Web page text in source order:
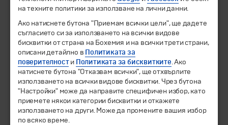
© 1994-2026 Бохемия ООД. Всички права запазени.
Екскурзии и почивки
Направления
Календар
Всички програми от А до Я
Горещи оферти
Потвърдени дати
на техните политики за използване на лични данни.
Ако натиснете бутона "Приемам всички цели", ще дадете
съгласието си за използването на всички видове
бисквитки от страна на Бохемия и на всички трети страни,
описани детайлно в Политиката за
поверителности Политиката за бисквитките. Ако
натиснете бутона "Отказвам всички", ще отхвърлите
използването на всички видове бисквитки. Чрез бутона
"Настройки" може да направите специфичен избор, като
приемете някои категории бисквитки и откажете
използването на други. Може да промените вашия избор
по всяко време.